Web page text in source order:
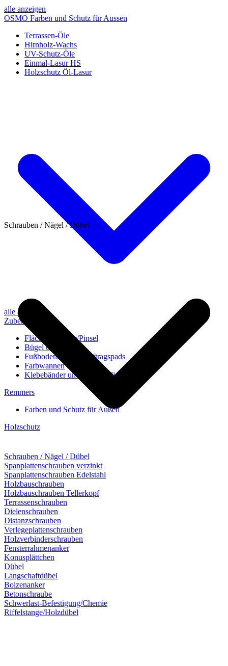
alle anzeigen
OSMO Farben und Schutz für Aussen
Terrassen-Öle
Hirnholz-Wachs
UV-Schutz-Öle
Einmal-Lasur HS
Holzschutz Öl-Lasur
alle anzeigen
Zubehör
Flächenstreicher/Pinsel
Bügel und Rollen
Fußbodenbürsten/Auftragspads
Farbwannen
Klebebänder und Abdeckvlies
Remmers
Farben und Schutz für Außen
Holzschutz
Schrauben / Nägel / Dübel
Schrauben / Nägel / Dübel
Spanplattenschrauben verzinkt
Spanplattenschrauben Edelstahl
Holzbauschrauben
Holzbauschrauben Tellerkopf
Terrassenschrauben
Dielenschrauben
Distanzschrauben
Verlegeplattenschrauben
Holzverbinderschrauben
Fensterrahmenanker
Konusplättchen
Dübel
Langschaftdübel
Bolzenanker
Betonschraube
Schwerlast-Befestigung/Chemie
Riffelstange/Holzdübel